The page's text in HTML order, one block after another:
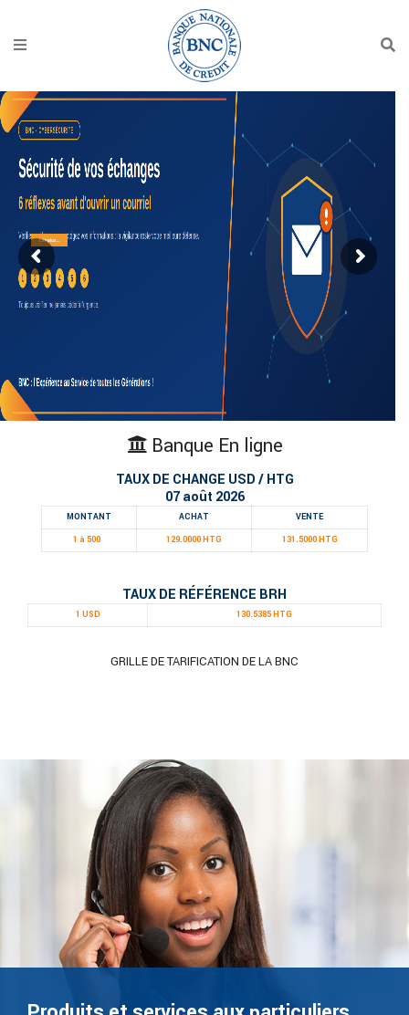
Lire plus...
Banque En ligne
TAUX DE CHANGE USD / HTG
07 août 2026
MONTANT ACHAT
VENTE
1 à 500
129.0000 HTG 131.5000 HTG
TAUX DE RÉFÉRENCE BRH
1 USD 130.5385 HTG
GRILLE DE TARIFICATION DE LA BNC